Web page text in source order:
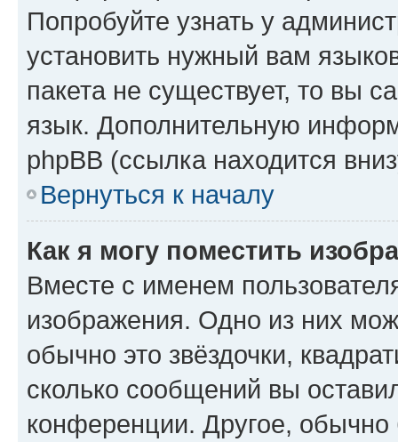
Попробуйте узнать у
установить нужный вам
пакета не существует, то вы
язык. Дополнительную
phpBB (ссылка находится
Вернуться к началу
Как я могу поместить
Вместе с именем
изображения. Одно из них
обычно это звёздочки,
сколько сообщений вы
конференции. Другое,